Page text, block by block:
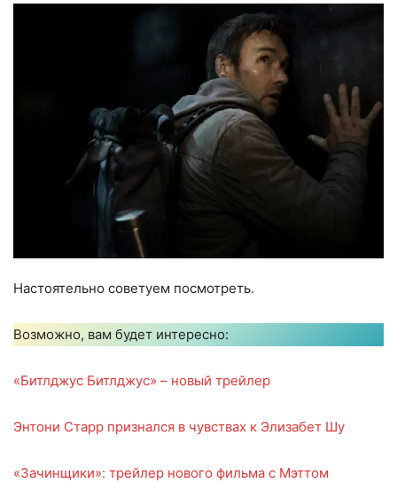
Настоятельно советуем посмотреть.
Возможно, вам будет интересно:
«Битлджус Битлджус» – новый трейлер
Энтони Старр признался в чувствах к Элизабет Шу
«Зачинщики»: трейлер нового фильма с Мэттом